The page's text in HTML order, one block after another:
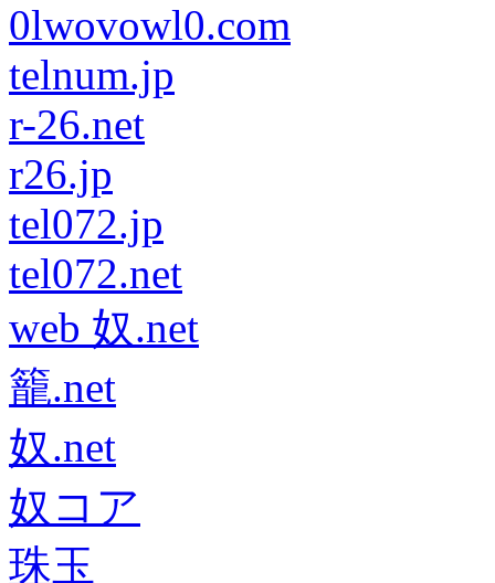
0lwovowl0.com
telnum.jp
r-26.net
r26.jp
tel072.jp
tel072.net
web 奴.net
籠.net
奴.net
奴コア
珠玉